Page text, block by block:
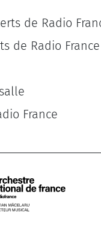
de Radio
de Radio France
France